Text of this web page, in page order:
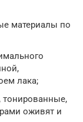
материалы по
лака;
тонированные,
оживят и